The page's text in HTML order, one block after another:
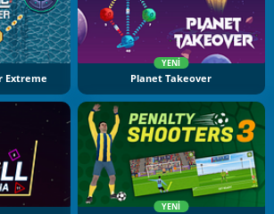
Extreme
YENI
Planet Takeover
YENI